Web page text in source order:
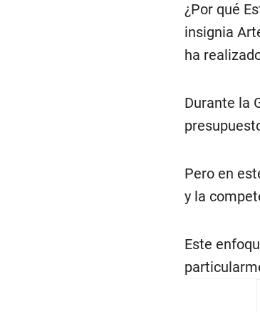
¿Por qué
insignia
ha
Durante la
Pero en
y la
Este